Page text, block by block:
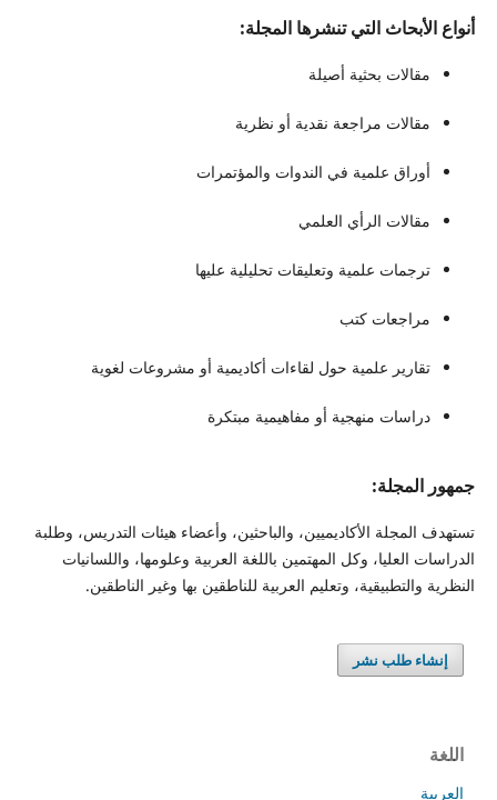
أنواع الأبحاث التي تنشرها المجلة:
مقالات بحثية أصيلة
مقالات مراجعة نقدية أو نظرية
أوراق علمية في الندوات والمؤتمرات
مقالات الرأي العلمي
ترجمات علمية وتعليقات تحليلية عليها
مراجعات كتب
تقارير علمية حول لقاءات أكاديمية أو مشروعات لغوية
دراسات منهجية أو مفاهيمية مبتكرة
جمهور المجلة:
تستهدف المجلة الأكاديميين، والباحثين، وأعضاء هيئات التدريس، وطلبة
الدراسات العليا، وكل المهتمين باللغة العربية وعلومها، واللسانيات
النظرية والتطبيقية، وتعليم العربية للناطقين بها وغير الناطقين.
إنشاء طلب نشر
اللغة
العربية